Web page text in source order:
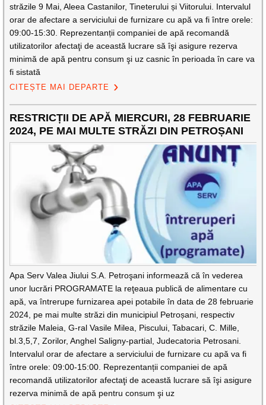
străzile 9 Mai, Aleea Castanilor, Tineterului și Viitorului. Intervalul
orar de afectare a serviciului de furnizare cu apă va fi între orele:
09:00-15:30. Reprezentanții companiei de apă recomandă
utilizatorilor afectaţi de această lucrare să îşi asigure rezerva
minimă de apă pentru consum şi uz casnic în perioada în care va
fi sistată
CITEȘTE MAI DEPARTE
RESTRICȚII DE APĂ MIERCURI, 28 FEBRUARIE
2024, PE MAI MULTE STRĂZI DIN PETROȘANI
Apa Serv Valea Jiului S.A. Petroşani informează că în vederea
unor lucrări PROGRAMATE la reţeaua publică de alimentare cu
apă, va întrerupe furnizarea apei potabile în data de 28 februarie
2024, pe mai multe străzi din municipiul Petroșani, respectiv
străzile Maleia, G-ral Vasile Milea, Piscului, Tabacari, C. Mille,
bl.3,5,7, Zorilor, Anghel Saligny-partial, Judecatoria Petrosani.
Intervalul orar de afectare a serviciului de furnizare cu apă va fi
între orele: 09:00-15:00. Reprezentanții companiei de apă
recomandă utilizatorilor afectaţi de această lucrare să îşi asigure
rezerva minimă de apă pentru consum şi uz